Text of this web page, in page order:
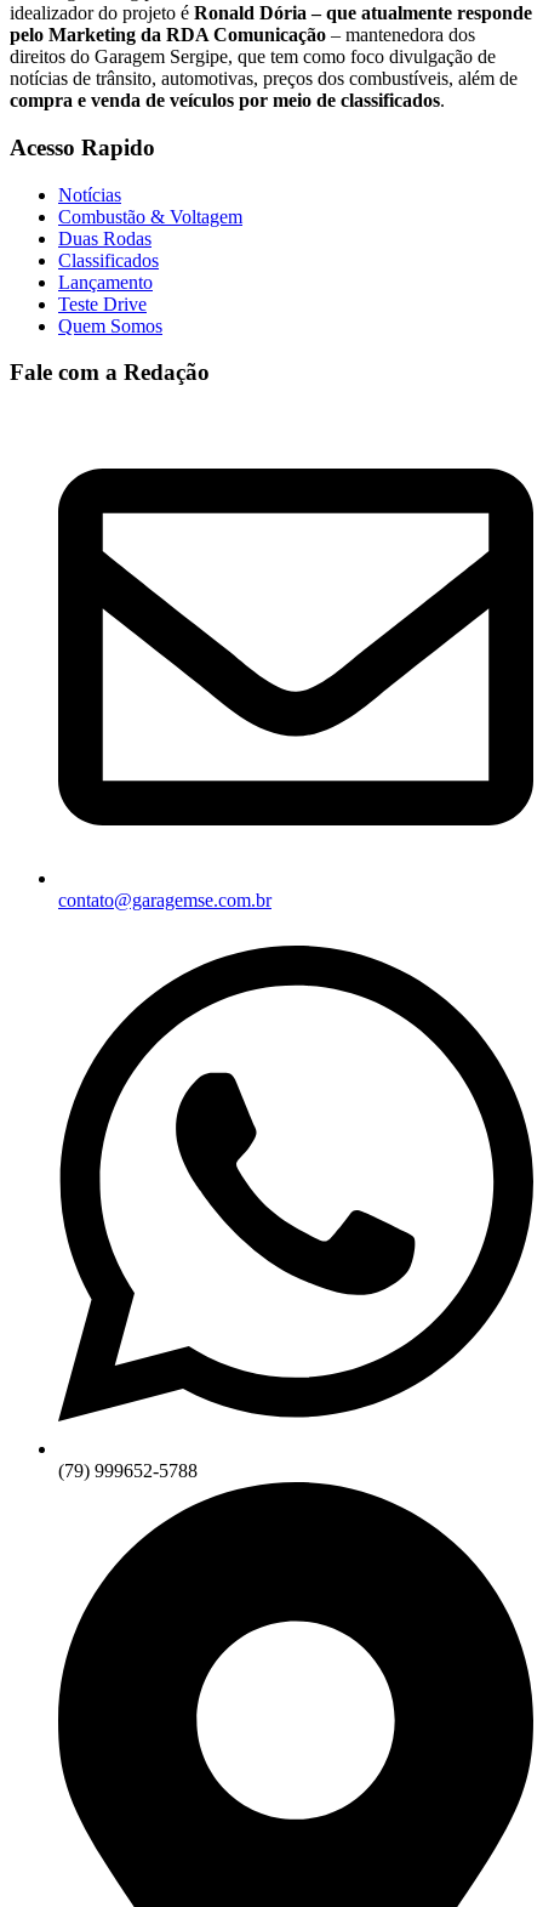
idealizador do projeto é Ronald Dória – que atualmente responde
pelo Marketing da RDA Comunicação – mantenedora dos
direitos do Garagem Sergipe, que tem como foco divulgação de
notícias de trânsito, automotivas, preços dos combustíveis, além de
compra e venda de veículos por meio de classificados.
Acesso Rapido
Notícias
Combustão & Voltagem
Duas Rodas
Classificados
Lançamento
Teste Drive
Quem Somos
Fale com a Redação
contato@garagemse.com.br
(79) 999652-5788